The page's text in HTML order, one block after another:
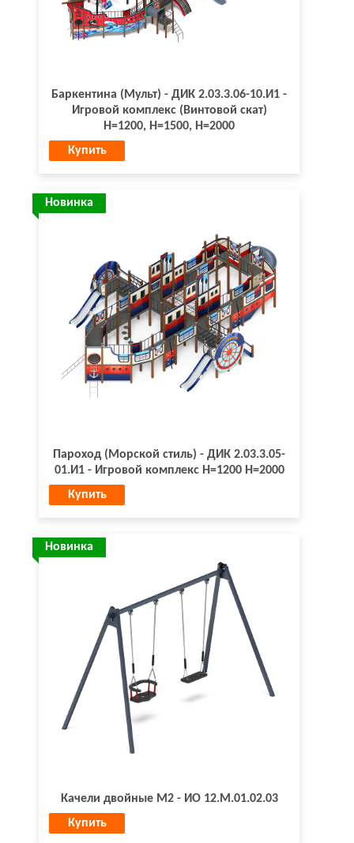
Баркентина (Мульт) - ДИК 2.03.3.06-10.И1 -
Игровой комплекс (Винтовой скат)
H=1200, Н=1500, Н=2000
Купить
Новинка
Пароход (Морской стиль) - ДИК 2.03.3.05-
01.И1 - Игровой комплекс H=1200 H=2000
Купить
Новинка
Качели двойные М2 - ИО 12.М.01.02.03
Купить